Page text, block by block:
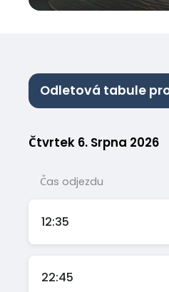
Odletová tabule
Čtvrtek 6. Srpna 2026
Čas odjezdu
12:35
22:45